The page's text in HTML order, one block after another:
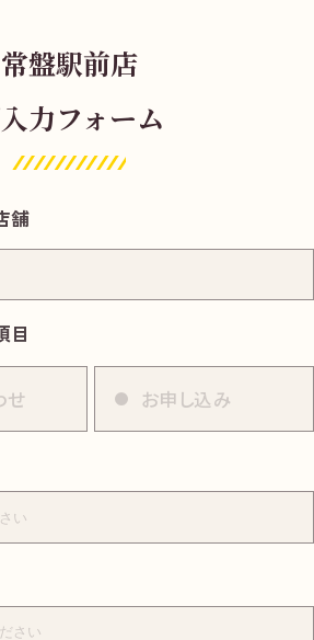
常盤駅前店
力フォーム
舗
目
せ お申し込み